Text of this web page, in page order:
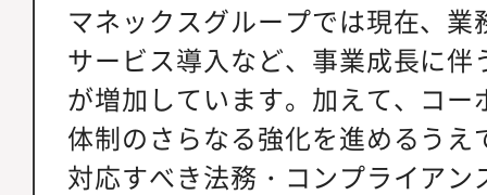
マネックスグループでは現在、
サービス導入など、事業成長に
が増加しています。加えて、コ
体制のさらなる強化を進めるう
対応すべき法務・コンプライア